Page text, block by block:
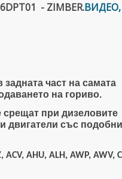
- ZIMBER.ВИДЕО,
част на самата
на гориво.
срещат при дизеловите
двигатели със подобни
ACV, AHU, ALH, AWP, AWV,